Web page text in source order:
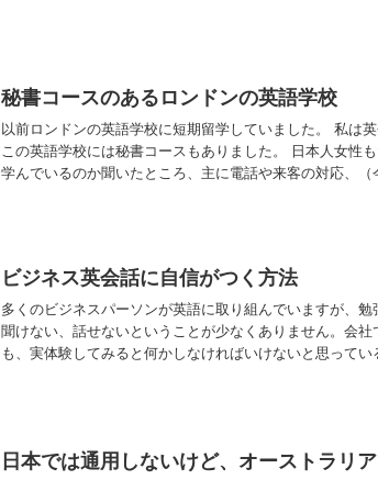
秘書コースのあるロンドンの英語学校
以前ロンドンの英語学校に短期留学していました。 私は
この英語学校には秘書コースもありました。 日本人女性
学んでいるのか聞いたところ、主に電話や来客の対応、（
ビジネス英会話に自信がつく方法
多くのビジネスパーソンが英語に取り組んでいますが、勉
聞けない、話せないということが少なくありません。会
も、実体験してみると何かしなければいけないと思ってい
日本では通用しないけど、オーストラリ